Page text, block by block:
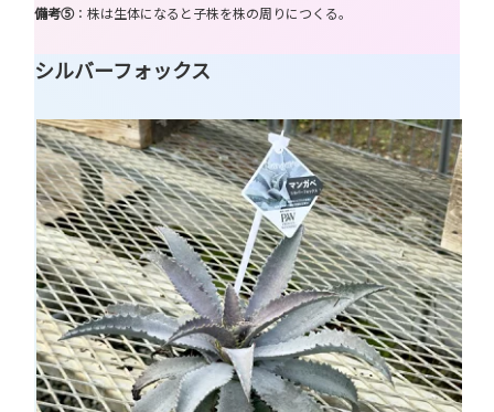
備考⑤：株は生体になると子株を株の周りにつくる。
シルバーフォックス